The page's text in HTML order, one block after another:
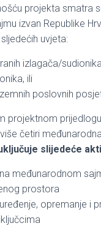
projekta smatra
izvan Republike
uvjeta:
izlagača/
ili
poslovnih
projektnom
četiri
slijedeće
međunarodnom
prostora
opremanje i